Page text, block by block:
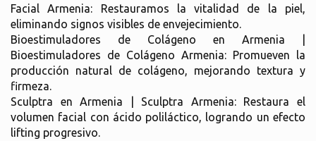
Facial Armenia: Restauramos la vitalidad de la piel,
eliminando signos visibles de envejecimiento.
Bioestimuladores de Colágeno en Armenia |
Bioestimuladores de Colágeno Armenia: Promueven la
producción natural de colágeno, mejorando textura y
firmeza.
Sculptra en Armenia | Sculptra Armenia: Restaura el
volumen facial con ácido poliláctico, logrando un efecto
lifting progresivo.